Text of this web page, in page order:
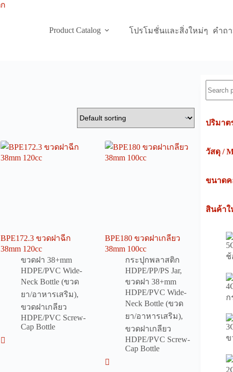
Product Catalog
โปรโมชั่นและสิ่งใหม่ๆ คำถ
BPE172.3 ขวดฝาฉีก
38mm 120cc
ขวดฝา 38+mm
HDPE/PVC Wide-
Neck Bottle (ขวด
ยา/อาหารเสริม),
ขวดฝาเกลียว
HDPE/PVC Screw-
Cap Bottle
BPE180 ขวดฝาเกลียว
38mm 100cc
กระปุกพลาสติก
HDPE/PP/PS Jar,
ขวดฝา 38+mm
HDPE/PVC Wide-
Neck Bottle (ขวด
ยา/อาหารเสริม),
ขวดฝาเกลียว
HDPE/PVC Screw-
Cap Bottle
ปริมาต
วัสดุ /
ขนาดค
สินค้าใ